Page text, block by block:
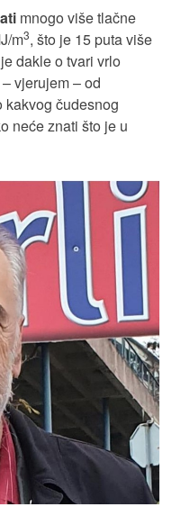
mnogo više tlačne
m3, što je 15 puta više
dakle o tvari vrlo
vjerujem – od
kakvog čudesnog
neće znati što je u